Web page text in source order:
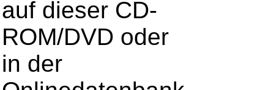
auf dieser CD-
ROM/DVD oder
in der